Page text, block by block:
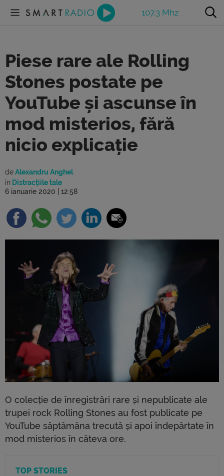
107.3 Mhz
Piese rare ale Rolling
Stones postate pe
YouTube și ascunse în
mod misterios, fără
nicio explicație
deAlexandru Anghel
în Distracțiile tale
6 ianuarie 2020 | 12:58
O colecție de înregistrări rare și nepublicate ale
trupei rock Rolling Stones au fost publicate pe
YouTube săptămâna trecută și apoi îndepărtate în
mod misterios în câteva ore.
TOP STORIES